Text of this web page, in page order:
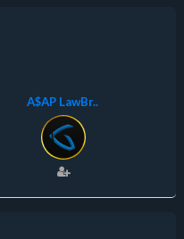
A$AP LawBr..